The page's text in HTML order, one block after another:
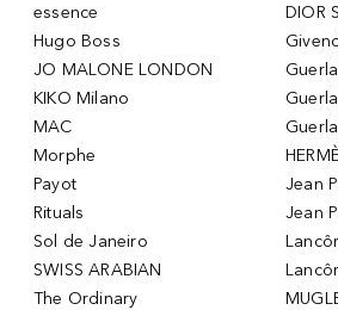
essence
Hugo Boss
JO MALONE LONDON
KIKO Milano
MAC
Morphe
Payot
Rituals
Sol de Janeiro
SWISS ARABIAN
The Ordinary
DIOR
Jean
Jean